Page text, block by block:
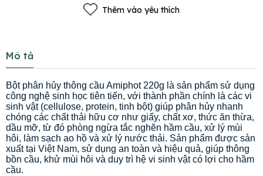
Thêm vào yêu thích
Mô tả
Bột phân hủy thông cầu Amiphot 220g là sản phẩm sử dụng
công nghệ sinh học tiên tiến, với thành phần chính là các vi
sinh vật (cellulose, protein, tinh bột) giúp phân hủy nhanh
chóng các chất thải hữu cơ như giấy, chất xơ, thức ăn thừa,
dầu mỡ, từ đó phòng ngừa tắc nghẽn hầm cầu, xử lý mùi
hôi, làm sạch ao hồ và xử lý nước thải. Sản phẩm được sản
xuất tại Việt Nam, sử dụng an toàn và hiệu quả, giúp thông
bồn cầu, khử mùi hôi và duy trì hệ vi sinh vật có lợi cho hầm
cầu.